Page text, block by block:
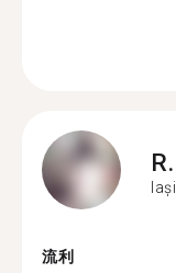
R.
Iași
流利